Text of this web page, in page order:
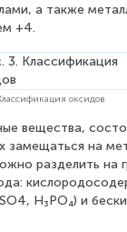
а также
+4.
оксидов
вещества,
замещаться на
разделить на
H₃PO₄) и